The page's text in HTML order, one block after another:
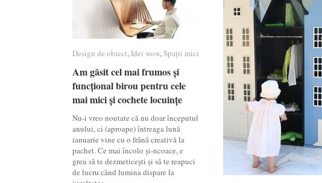
Design de obiect, Idei wow,Spații mici
Am găsit cel mai frumos și
funcțional birou pentru cele
mai mici și cochete locuințe
Nu-i vreo noutate că nu doar începutul
anului, ci (aproape) întreaga lună
ianuarie vine cu o frână creativă la
pachet. Ce mai încolo și-ncoace, e
greu să te dezmeticești și să te reapuci
de lucru când lumina dispare la
Design de obiect Idei wow Spații mici
Am găsit cel mai frumos și
funcțional birou pentru cele
mai mici și cochete locuințe